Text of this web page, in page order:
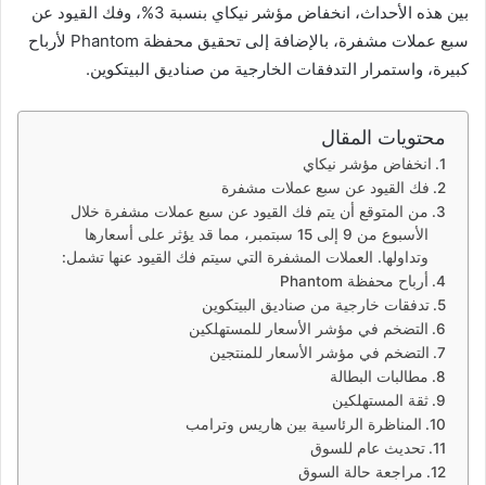
بين هذه الأحداث، انخفاض مؤشر نيكاي بنسبة 3%، وفك القيود عن
سبع عملات مشفرة، بالإضافة إلى تحقيق محفظة Phantom لأرباح
كبيرة، واستمرار التدفقات الخارجية من صناديق البيتكوين.
محتويات المقال
انخفاض مؤشر نيكاي
فك القيود عن سبع عملات مشفرة
من المتوقع أن يتم فك القيود عن سبع عملات مشفرة خلال
الأسبوع من 9 إلى 15 سبتمبر، مما قد يؤثر على أسعارها
وتداولها. العملات المشفرة التي سيتم فك القيود عنها تشمل:
أرباح محفظة Phantom
تدفقات خارجية من صناديق البيتكوين
التضخم في مؤشر الأسعار للمستهلكين
التضخم في مؤشر الأسعار للمنتجين
مطالبات البطالة
ثقة المستهلكين
المناظرة الرئاسية بين هاريس وترامب
تحديث عام للسوق
مراجعة حالة السوق